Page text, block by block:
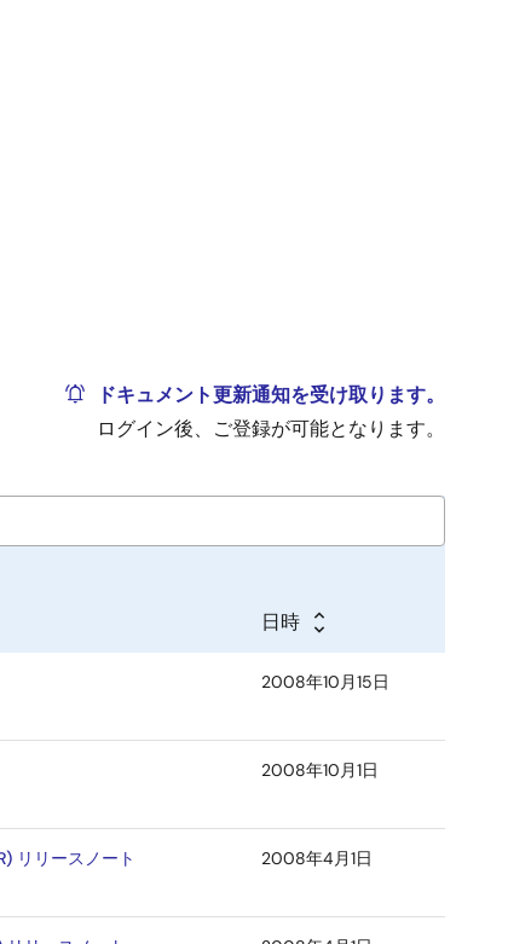
ドキュメント更新通知を受け取ります。
ログイン後、ご登録が可能となります。
日時
2008年10月15日
2008年10月1日
リリースノート
2008年4月1日